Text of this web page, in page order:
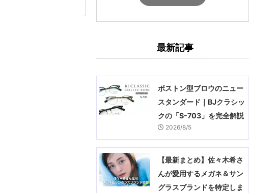
最新記事
ボストン型ブロウのニュー
スタンダード｜BJクラシッ
クの「S-703」を完全解説
2026/8/5
【最新まとめ】佐々木希さ
んが愛用するメガネ＆サン
グラスブランドを特定しま